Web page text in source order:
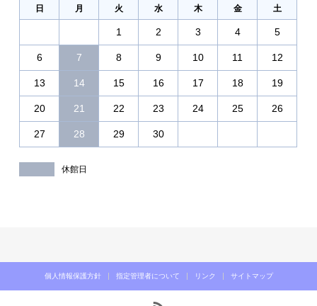
日 月 火 水 木 金 土
1 2 3 4 5
6 7 8 9 10 11 12
13 14 15 16 17 18 19
20 21 22 23 24 25 26
27 28 29 30
休館日
個人情報保護方針 指定管理者について リンク サイトマップ